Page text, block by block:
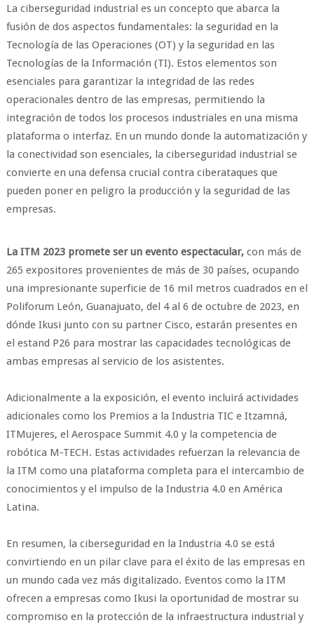
La ciberseguridad industrial es un concepto que abarca la
fusión de dos aspectos fundamentales: la seguridad en la
Tecnología de las Operaciones (OT) y la seguridad en las
Tecnologías de la Información (TI). Estos elementos son
esenciales para garantizar la integridad de las redes
operacionales dentro de las empresas, permitiendo la
integración de todos los procesos industriales en una misma
plataforma o interfaz. En un mundo donde la automatización y
la conectividad son esenciales, la ciberseguridad industrial se
convierte en una defensa crucial contra ciberataques que
pueden poner en peligro la producción y la seguridad de las
empresas.
La ITM 2023 promete ser un evento espectacular,con más de
265 expositores provenientes de más de 30 países, ocupando
una impresionante superficie de 16 mil metros cuadrados en el
Poliforum León, Guanajuato, del 4 al 6 de octubre de 2023, en
dónde Ikusi junto con su partner Cisco, estarán presentes en
el estand P26 para mostrar las capacidades tecnológicas de
ambas empresas al servicio de los asistentes.
Adicionalmente a la exposición, el evento incluirá actividades
adicionales como los Premios a la Industria TIC e Itzamná,
ITMujeres, el Aerospace Summit 4.0 y la competencia de
robótica M-TECH. Estas actividades refuerzan la relevancia de
la ITM como una plataforma completa para el intercambio de
conocimientos y el impulso de la Industria 4.0 en América
Latina.
En resumen, la ciberseguridad en la Industria 4.0 se está
convirtiendo en un pilar clave para el éxito de las empresas en
un mundo cada vez más digitalizado. Eventos como la ITM
ofrecen a empresas como Ikusi la oportunidad de mostrar su
compromiso en la protección de la infraestructura industrial y